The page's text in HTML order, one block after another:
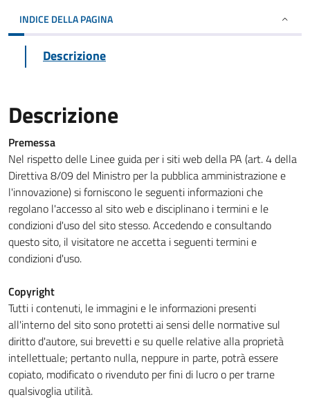
INDICE DELLA PAGINA
Descrizione
Descrizione
Premessa
Nel rispetto delle Linee guida per i siti web della PA (art. 4 della
Direttiva 8/09 del Ministro per la pubblica amministrazione e
l'innovazione) si forniscono le seguenti informazioni che
regolano l'accesso al sito web e disciplinano i termini e le
condizioni d'uso del sito stesso. Accedendo e consultando
questo sito, il visitatore ne accetta i seguenti termini e
condizioni d'uso.
Copyright
Tutti i contenuti, le immagini e le informazioni presenti
all'interno del sito sono protetti ai sensi delle normative sul
diritto d'autore, sui brevetti e su quelle relative alla proprietà
intellettuale; pertanto nulla, neppure in parte, potrà essere
copiato, modificato o rivenduto per fini di lucro o per trarne
qualsivoglia utilità.